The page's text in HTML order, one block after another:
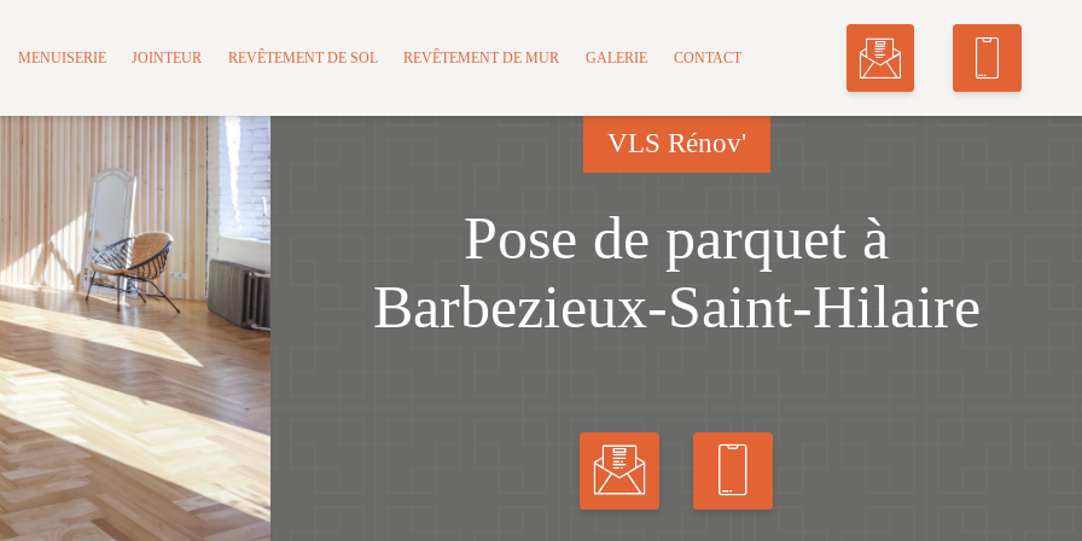
MENUISERIE JOINTEUR REVÊTEMENT DE SOL REVÊTEMENT DE MUR GALERIE CONTACT
VLS Rénov'
Pose de parquet à
Barbezieux-Saint-Hilaire